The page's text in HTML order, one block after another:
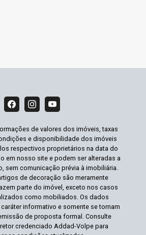
de valores dos imóveis, taxas
e disponibilidade dos imóveis
respectivos proprietários na data do
em nosso site e podem ser alteradas a
sem comunicação prévia à imobiliária.
de decoração são meramente
parte do imóvel, exceto nos casos
como mobiliados. Os dados
informativo e somente se tornam
de proposta formal. Consulte
credenciado Addad-Volpe para